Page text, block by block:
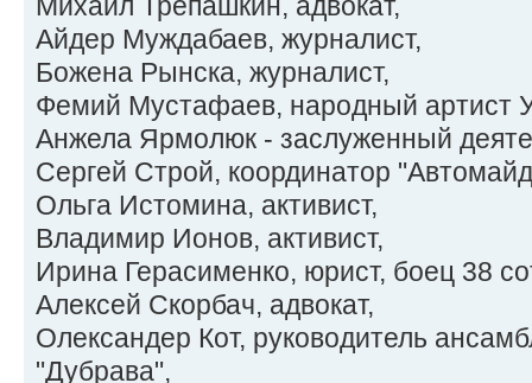
Айдер Муждабаев, журналист,
Божена Рынска, журналист,
Фемий Мустафаев, народный артист
Анжела Ярмолюк - заслуженный
Сергей Строй, координатор
Ольга Истомина, активист,
Владимир Ионов, активист,
Ирина Герасименко, юрист, боец 38
Алексей Скорбач, адвокат,
Олександер Кот, руководитель
"Дубрава",